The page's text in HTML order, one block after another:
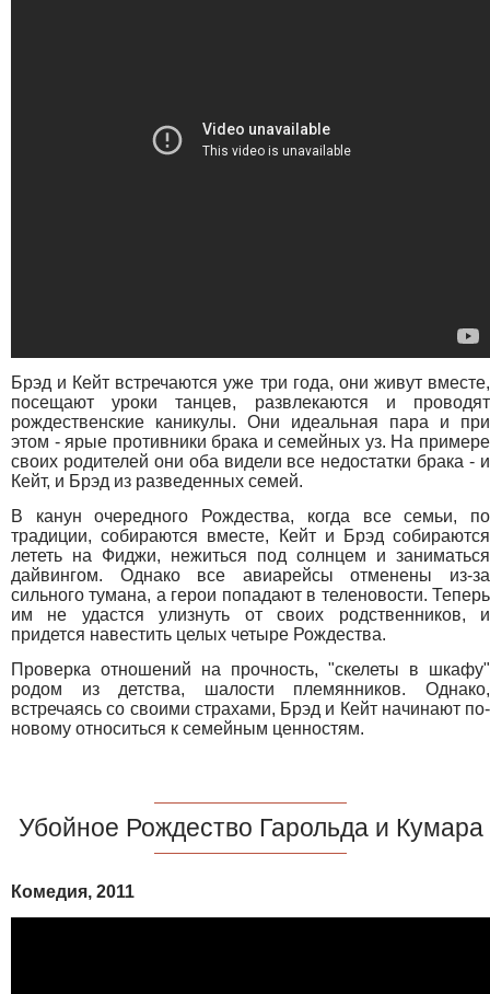
Брэд и Кейт встречаются уже три года, они живут вместе,
посещают уроки танцев, развлекаются и проводят
рождественские каникулы. Они идеальная пара и при
этом - ярые противники брака и семейных уз. На примере
своих родителей они оба видели все недостатки брака - и
Кейт, и Брэд из разведенных семей.
В канун очередного Рождества, когда все семьи, по
традиции, собираются вместе, Кейт и Брэд собираются
лететь на Фиджи, нежиться под солнцем и заниматься
дайвингом. Однако все авиарейсы отменены из-за
сильного тумана, а герои попадают в теленовости. Теперь
им не удастся улизнуть от своих родственников, и
придется навестить целых четыре Рождества.
Проверка отношений на прочность, "скелеты в шкафу"
родом из детства, шалости племянников. Однако,
встречаясь со своими страхами, Брэд и Кейт начинают по-
новому относиться к семейным ценностям.
Убойное Рождество Гарольда и Кумара
Комедия, 2011